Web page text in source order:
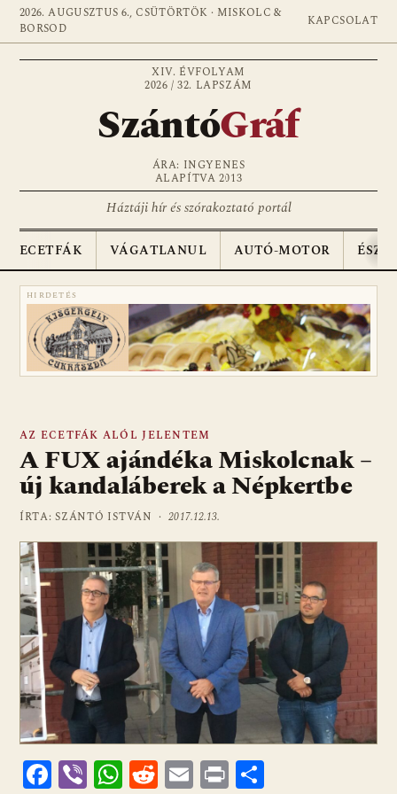
2026. AUGUSZTUS 6., CSÜTÖRTÖK · MISKOLC &
BORSOD
KAPCSOLAT
XIV. ÉVFOLYAM
2026 / 32. LAPSZÁM
SzántóGráf
ÁRA: INGYENES
ALAPÍTVA 2013
Háztáji hír és szórakoztató portál
ECETFÁK VÁGATLANUL AUTÓ-MOTOR
HIRDETÉS
AZ ECETFÁK ALÓL JELENTEM
A FUX ajándéka Miskolcnak –
új kandaláberek a Népkertbe
ÍRTA: SZÁNTÓ ISTVÁN ·2017.12.13.
F Vi W R E Pr